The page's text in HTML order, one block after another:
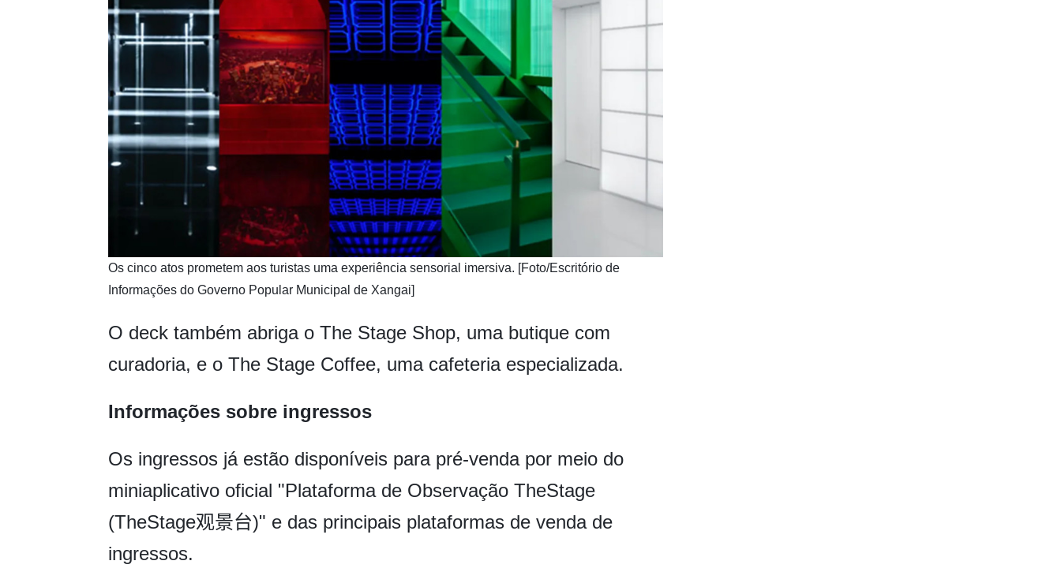
Os cinco atos prometem aos turistas uma experiência sensorial imersiva. [Foto/Escritório de
Informações do Governo Popular Municipal de Xangai]
O deck também abriga o The Stage Shop, uma butique com
curadoria, e o The Stage Coffee, uma cafeteria especializada.
Informações sobre ingressos
Os ingressos já estão disponíveis para pré-venda por meio do
miniaplicativo oficial "Plataforma de Observação TheStage
(TheStage观景台)" e das principais plataformas de venda de
ingressos.